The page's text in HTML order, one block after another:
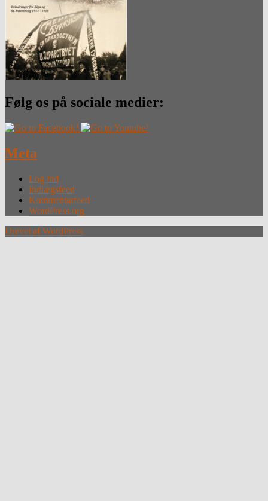
Følg os på sociale medier:
Meta
Log ind
Indlægsfeed
Kommentarfeed
WordPress.org
Drevet af WordPress